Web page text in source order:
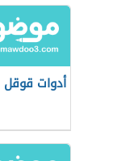
أدوات قوقل